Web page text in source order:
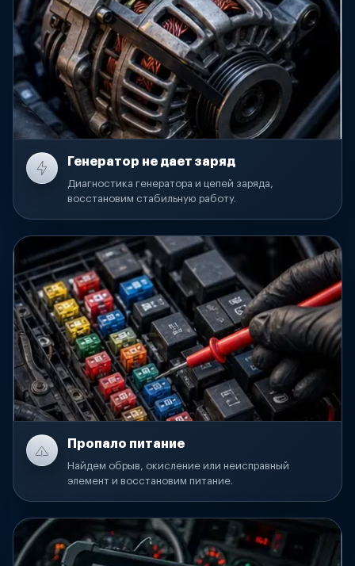
Генератор не дает заряд
Диагностика генератора и цепей заряда,
восстановим стабильную работу.
Пропало питание
Найдем обрыв, окисление или неисправный
элемент и восстановим питание.